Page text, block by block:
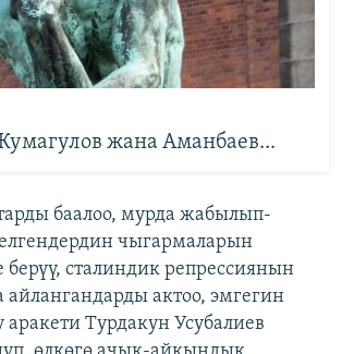
жана Аманбаев...
баалоо, мурда жабылып-
чыгармаларын
берүү, сталиндик репрессиянын
актоо, эмгегин
аракети Турдакун Усубалиев